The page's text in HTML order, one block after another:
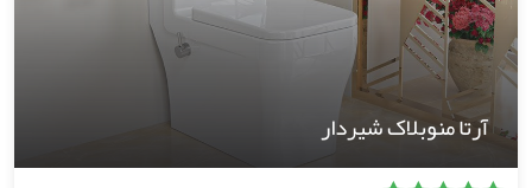
آرتا منوبلاک شیردار